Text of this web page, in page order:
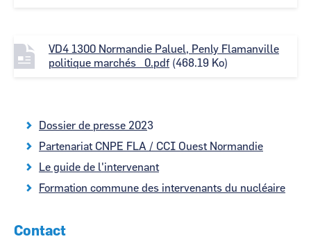
F
i
VD4 1300 Normandie Paluel, Penly Flamanville
politique marchés _0.pdf (468.19 Ko)
Dossier de presse 2023
Partenariat CNPE FLA / CCI Ouest Normandie
Le guide de l'intervenant
Formation commune des intervenants du nucléaire
Contact